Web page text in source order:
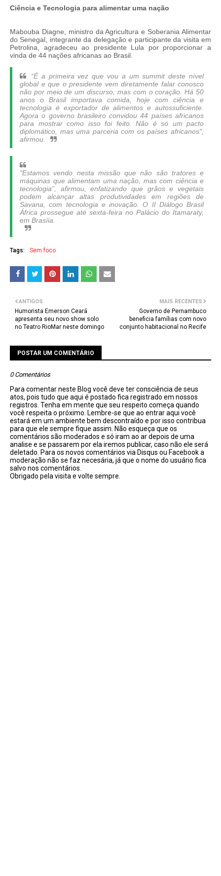
Ciência e Tecnologia para alimentar uma nação
Mabouba Diagne, ministro da Agricultura e Soberania Alimentar
do Senegal, integrante da delegação e participante da visita em
Petrolina, agradeceu ao presidente Lula por proporcionar a
vinda de 44 nações africanas ao Brasil.
“É a primeira vez que vou a um summit deste nível
global e que o presidente vem diretamente falar conosco
não por meio de um discurso, mas com o coração. Há 50
anos o Brasil importava comida, hoje com ciência e
tecnologia é exportador de alimentos e autossuficiente.
Agora o governo brasileiro convidou 44 países africanos
para mostrar como isso foi feito. Não é só um pacto
diplomático, mas uma parceria com os países africanos",
afirmou.
"Estamos vendo nesta missão que não são tratores e
máquinas que alimentam uma nação, mas com ciência e
tecnologia”, afirmou, enfatizando que grãos e vegetais
podem alcançar altas produtividades em regiões de
Savana, com tecnologia e inovação. O II Diálogo Brasil
África prossegue até sexta-feira no Palácio do Itamaraty,
em Brasíia.
Tags: Sem foco
MAIS RECENTES
Governo de Pernambuco
beneficia famílias com novo
conjunto habitacional no Recife
ANTIGOS
Humorista Emerson Ceará
apresenta seu novo show solo
no Teatro RioMar neste domingo
POSTAR UM COMENTÁRIO
0 Comentários
Para comentar neste Blog você deve ter consciência de seus
atos, pois tudo que aqui é postado fica registrado em nossos
registros. Tenha em mente que seu respeito começa quando
você respeita o próximo. Lembre-se que ao entrar aqui você
estará em um ambiente bem descontraído e por isso contribua
para que ele sempre fique assim. Não esqueça que os
comentários são moderados e só iram ao ar depois de uma
analise e se passarem por ela iremos publicar, caso não ele será
deletado. Para os novos comentários via Disqus ou Facebook a
moderação não se faz necesária, já que o nome do usuário fica
salvo nos comentários.
Obrigado pela visita e volte sempre.